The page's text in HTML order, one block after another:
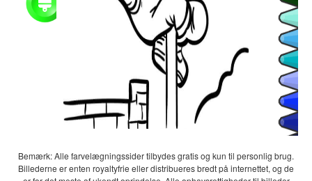
Bemærk: Alle farvelægningssider tilbydes gratis og kun til personlig brug.
Billederne er enten royaltyfrie eller distribueres bredt på internettet, og de